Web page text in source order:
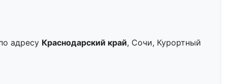
адресу Краснодарский край, Сочи, Курортный